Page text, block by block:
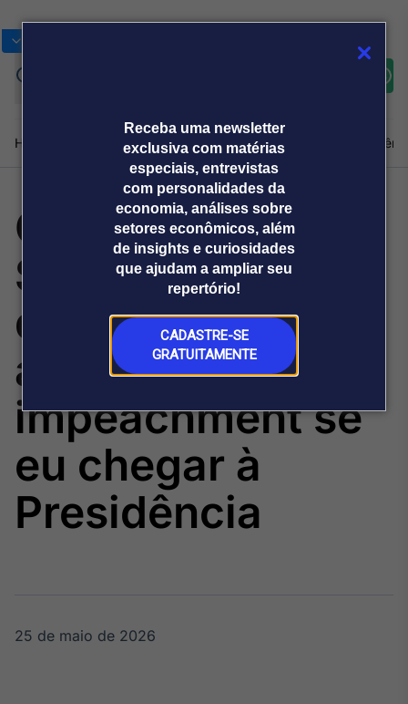
Receba uma newsletter
exclusiva com matérias
especiais, entrevistas
com personalidades da
economia, análises sobre
setores econômicos, além
de insights e curiosidades
que ajudam a ampliar seu
repertório!
CADASTRE-SE
GRATUITAMENTE
Home Produtos e soluçõesNotíciasBlogWeekend
Plataformas
Broadcast
Broadcast+
O mercado
financeiro em
tempo real
Broadcast
Agro
Tudo sobre o
agronegócio
Sobre nós Releases Broadcast
Prêmio Broadcast
Analistas
Prêmio Broadcast
Empresas
Agências de
comunicação
Releases
Caiado, sobre
STF: Eu não
queria, mas vai
acontecer
impeachment se
eu chegar à
Presidência
25 de maio de 2026